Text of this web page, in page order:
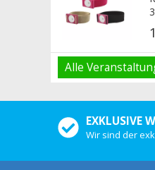
Alle
EXKLUSIVE
Wir sind der